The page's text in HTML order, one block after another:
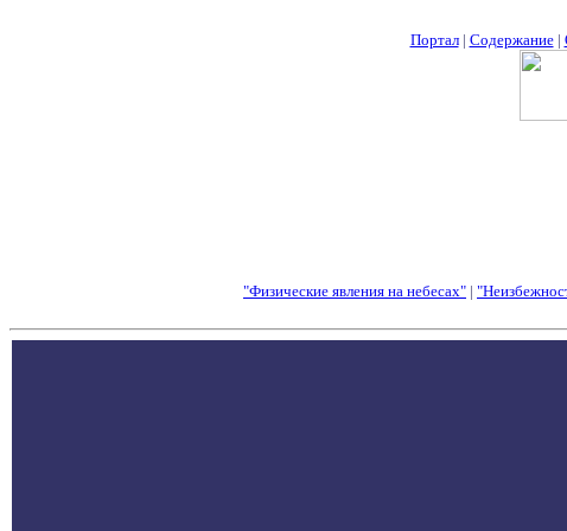
Портал| Содержание|
"Физические явления на небесах" |